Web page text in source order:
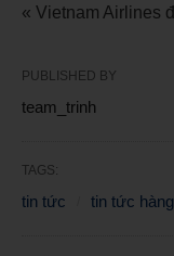
« Vietnam Airlines
PUBLISHED BY
team_trinh
TAGS:
tin tức tin tức